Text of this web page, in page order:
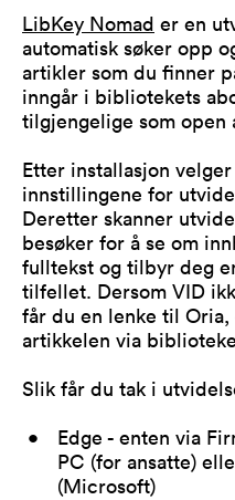
LibKey Nomad er en
automatisk søker opp
artikler som du finner
inngår i bibliotekets
tilgjengelige som open
Etter installasjon
innstillingene for
Deretter skanner
besøker for å se om
fulltekst og tilbyr deg
tilfellet. Dersom VID
får du en lenke til
artikkelen via
Slik får du tak i
Edge - enten via
PC (for ansatte)
(Microsoft)